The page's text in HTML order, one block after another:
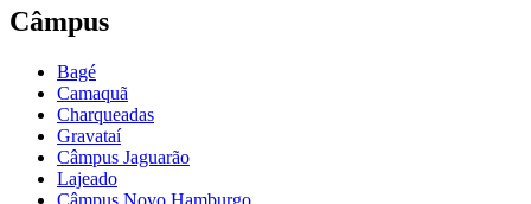
Câmpus
Bagé
Camaquã
Charqueadas
Gravataí
Câmpus Jaguarão
Lajeado